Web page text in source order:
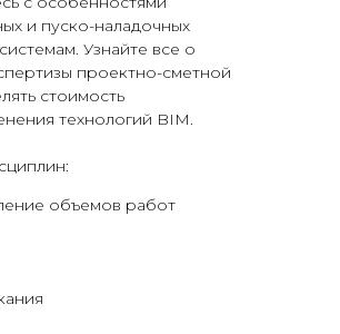
и пуско-наладочных
Узнайте все о
проектно-сметной
стоимость
технологий BIM.
объемов работ